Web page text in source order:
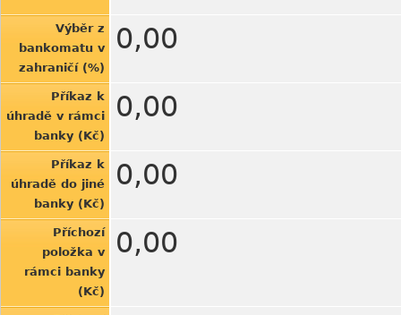
Výběr z
bankomatu v
zahraničí (%)
0,00
Příkaz k
úhradě v rámci
banky (Kč)
0,00
Příkaz k
úhradě do jiné
banky (Kč)
0,00
Příchozí
položka v
rámci banky
(Kč)
0,00